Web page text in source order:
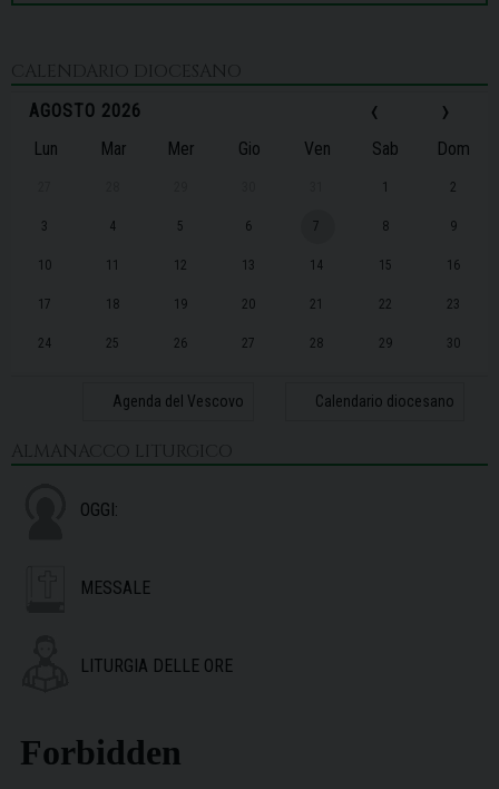
CALENDARIO DIOCESANO
‹
AGOSTO 2026 ›
Lun Mar Mer Gio Ven Sab Dom
1 2
3 4 5 6 7 8 9
10 11 12 13 14 15 16
17 18 19 20 21 22 23
24 25 26 27 28 29 30
Agenda del Vescovo Calendario diocesano
ALMANACCO LITURGICO
OGGI:
MESSALE
LITURGIA DELLE ORE